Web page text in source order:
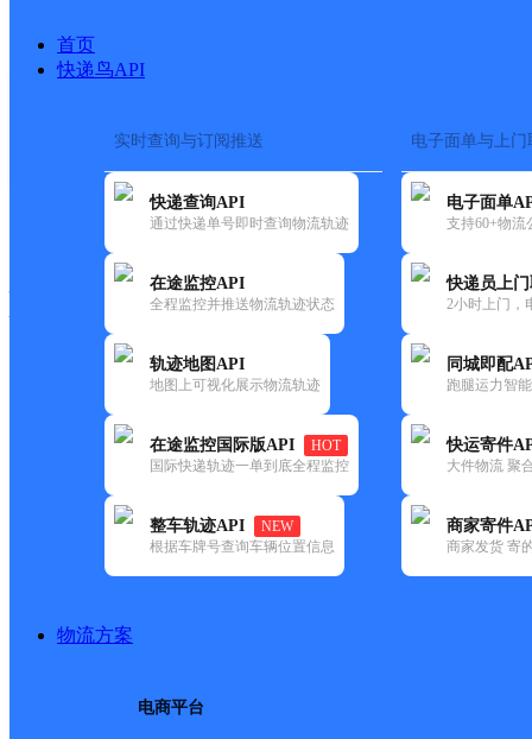
首页
快递鸟API
实时查询与订阅推送
快递查询API
通过快递单号即时查询物流轨迹
在途监控API
全程监控并推送物流轨迹状态
轨迹地图API
地图上可视化展示物流轨迹
在途监控国际版API
HOT
国际快递轨迹一单到底全程监控
整车轨迹API
NEW
根据车牌号查询车辆位置信息
电子面单与上门
电子面单
支持60+物流
快递员上
2小时上门，
同城即配
跑腿运力智
快运寄件
大件物流 聚
商家寄件
商家发货 寄
物流方案
电商平台
快运大全 快递时效
申通
浙江遂昌公司
更新时间：2022-07-12 00:00:00
所属快递：申通快递
所属区域：浙江省-丽水市-遂昌县
网点地址：遂昌县飞龙路42号A区
网点负责人：